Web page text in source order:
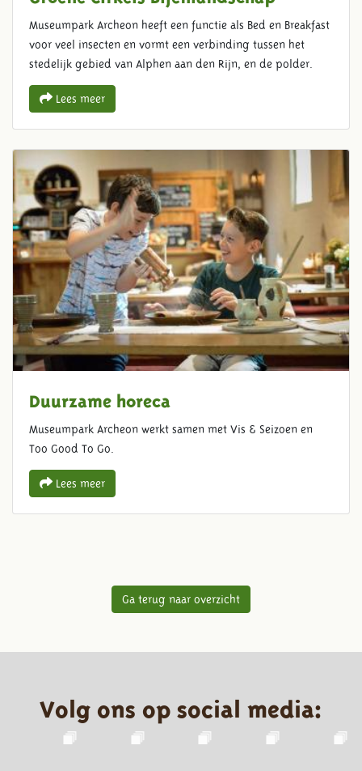
Museumpark Archeon heeft een functie als Bed en Breakfast
voor veel insecten en vormt een verbinding tussen het
stedelijk gebied van Alphen aan den Rijn, en de polder.
Lees meer
Duurzame horeca
Museumpark Archeon werkt samen met Vis & Seizoen en
Too Good To Go.
Lees meer
Ga terug naar overzicht
Volg ons op social media: